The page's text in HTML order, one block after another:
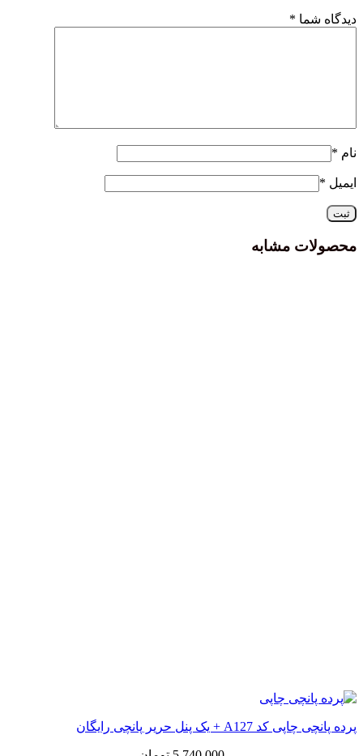
دیدگاه شما*
نام*
ایمیل *
محصولات مشابه
پرده پانچی چاپی کد A127 + یک پنل حریر پانچی رایگان